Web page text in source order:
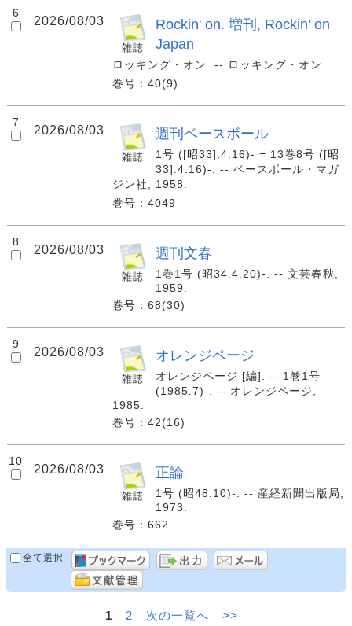
6
2026/08/03
Rockin' on. 増刊, Rockin' on
Japan
ロッキング・オン. -- ロッキング・オン.
巻号：40(9)
7
2026/08/03 週刊ベースボール
1号 ([昭33].4.16)- = 13巻8号 ([昭
33].4.16)-. -- ベースボール・マガ
ジン社, 1958.
巻号：4049
8
2026/08/03 週刊文春
1巻1号 (昭34.4.20)-. -- 文芸春秋,
1959.
巻号：68(30)
9
2026/08/03 オレンジページ
オレンジページ [編]. -- 1巻1号
(1985.7)-. -- オレンジページ,
1985.
巻号：42(16)
10
2026/08/03 正論
1号 (昭48.10)-. -- 産経新聞出版局,
1973.
巻号：662
全て選択
1 2 次の一覧へ >>